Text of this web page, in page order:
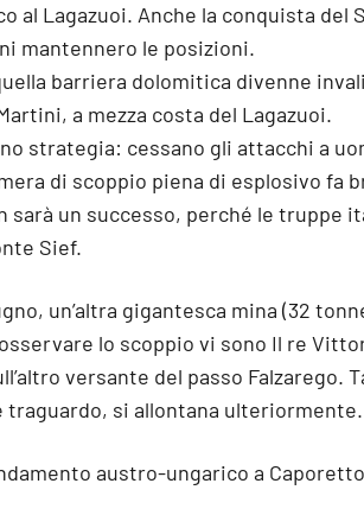
al Lagazuoi. Anche la conquista del
mantennero le posizioni.
barriera dolomitica divenne
a mezza costa del Lagazuoi.
strategia: cessano gli attacchi a
di scoppio piena di esplosivo fa
sarà un successo, perché le truppe
Sief.
un’altra gigantesca mina (32
lo scoppio vi sono Il re
versante del passo Falzarego.
traguardo, si allontana ulteriormente.
austro-ungarico a